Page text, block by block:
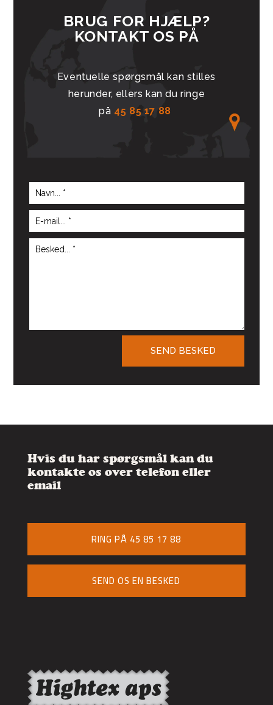
BRUG FOR HJÆLP?
KONTAKT OS PÅ
Eventuelle spørgsmål kan stilles
herunder, ellers kan du ringe
på 45 85 17 88
SEND BESKED
Hvis du har spørgsmål kan du
kontakte os over telefon eller
email
RING PÅ 45 85 17 88
SEND OS EN BESKED